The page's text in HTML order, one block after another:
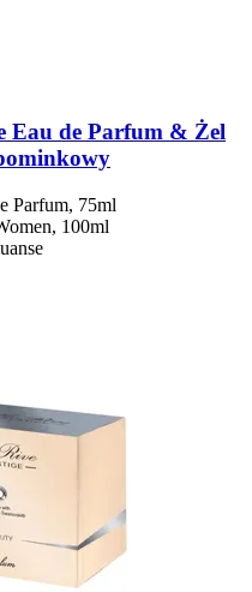
Eau de Parfum & Żel
Parfum, 75ml
100ml